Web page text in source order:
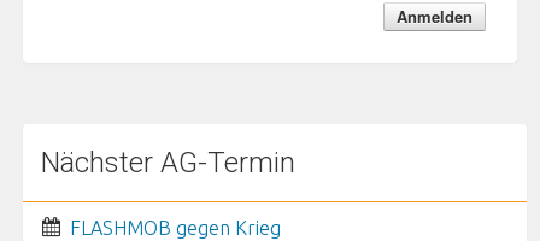
Nächster AG-Termin
FLASHMOB gegen Krieg